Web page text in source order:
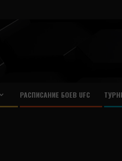
РАСПИСАНИЕ БОЕВ UFC